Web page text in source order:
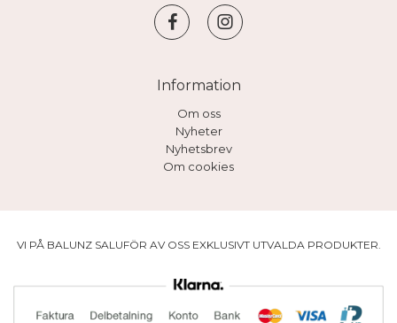
Information
Om oss
Nyheter
Nyhetsbrev
Om cookies
VI PÅ BALUNZ SALUFÖR AV OSS EXKLUSIVT UTVALDA PRODUKTER.